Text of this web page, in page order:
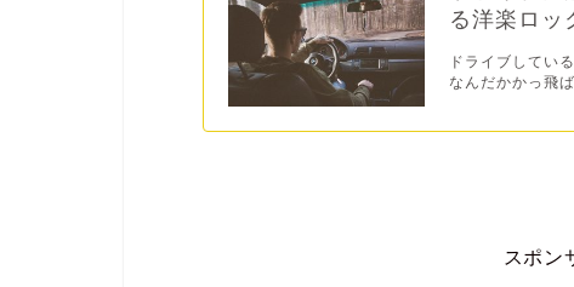
る洋楽ロッ
ドライブしてい
なんだかかっ飛
スポン